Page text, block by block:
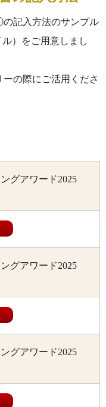
記入方法のサンプル
ル）をご用意しまし
ーの際にご活用くださ
グアワード2025
グアワード2025
グアワード2025